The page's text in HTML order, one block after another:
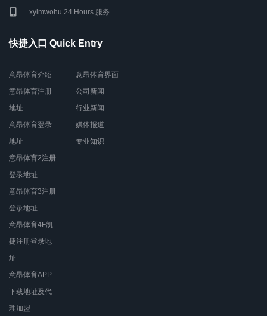
xylmwohu 24 Hours 服务
快捷入口 Quick Entry
意昂体育介绍
意昂体育注册
地址
意昂体育登录
地址
意昂体育2注册
登录地址
意昂体育3注册
登录地址
意昂体育4F凯
捷注册登录地
址
意昂体育APP
下载地址及代
理加盟
意昂体育界面
公司新闻
行业新闻
媒体报道
专业知识